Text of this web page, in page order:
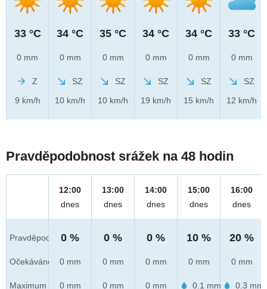
33 °C
0 mm
Z
9 km/h
34 °C
0 mm
SZ
10 km/h
35 °C
0 mm
SZ
10 km/h
34 °C
0 mm
SZ
19 km/h
34 °C
0 mm
SZ
15 km/h
33 °C
0 mm
SZ
12 km/h
Pravděpodobnost srážek na 48 hodin
Pravděpod.
Očekáváno
Maximum
12:00
dnes
0 %
0 mm
0 mm
13:00
dnes
0 %
0 mm
0 mm
14:00
dnes
0 %
0 mm
0 mm
15:00
dnes
10 %
0 mm
0.1 mm
16:00
dnes
20 %
0 mm
0.3 mm